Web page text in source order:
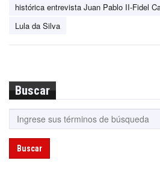
histórica entrevista Juan Pablo II-Fidel
Lula da Silva
Buscar
Buscar